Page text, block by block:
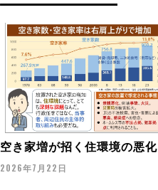
空き家増が招く住環境の悪化
2026年7月22日